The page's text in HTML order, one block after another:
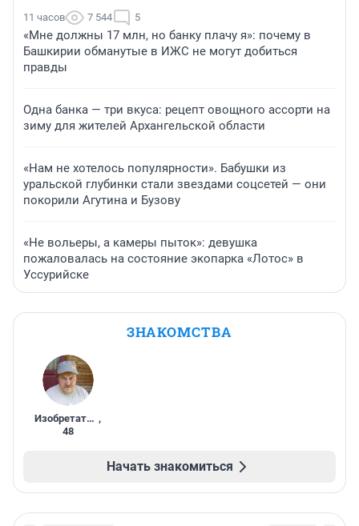
11 часов 7 544 5
«Мне должны 17 млн, но банку плачу я»: почему в
Башкирии обманутые в ИЖС не могут добиться
правды
Одна банка — три вкуса: рецепт овощного ассорти на
зиму для жителей Архангельской области
«Нам не хотелось популярности». Бабушки из
уральской глубинки стали звездами соцсетей — они
покорили Агутина и Бузову
«Не вольеры, а камеры пыток»: девушка
пожаловалась на состояние экопарка «Лотос» в
Уссурийске
ЗНАКОМСТВА
Изобретатель ,
48
Начать знакомиться